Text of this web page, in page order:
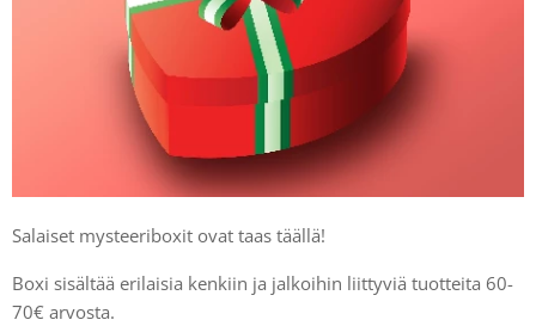
Salaiset mysteeriboxit ovat taas täällä!
Boxi sisältää erilaisia kenkiin ja jalkoihin liittyviä tuotteita 60-
70€ arvosta.